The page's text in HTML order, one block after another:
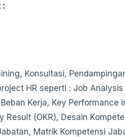
:
Konsultasi,
HR seperti : Job
Kerja, Key Performance
Result (OKR), Desain
Matrik Kompetensi